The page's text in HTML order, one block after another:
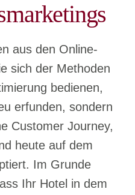
aus den Online-
sich der Methoden
bedienen,
erfunden, sondern
Customer Journey,
heute auf dem
Im Grunde
Ihr Hotel in dem